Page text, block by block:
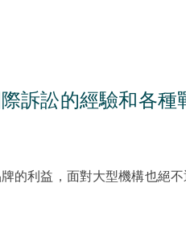
訴訟的經驗和各種
的利益，面對大型機構也絕